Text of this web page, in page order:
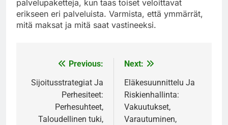
palvelupaketteja, kun taas toiset veloittavat
erikseen eri palveluista. Varmista, että ymmärrät,
mitä maksat ja mitä saat vastineeksi.
navigation
Previous:
Sijoitusstrategiat Ja
Perhesiteet:
Perhesuhteet,
Taloudellinen tuki,
Next:
Eläkesuunnittelu Ja
Riskienhallinta:
Vakuutukset,
Varautuminen,